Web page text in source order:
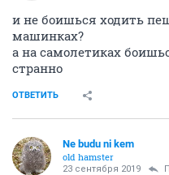
и не боишься ходить
машинках?
а на самолетиках
странно
ОТВЕТИТЬ
Ne budu ni kem
old hamster
23 сентября 2019